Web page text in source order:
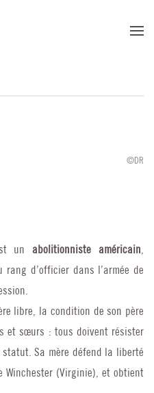
©DR
unabolitionniste américain,
rang d’officier dans l’armée de
libre, la condition de son père
et sœurs : tous doivent résister
Sa mère défend la liberté
(Virginie), et obtient